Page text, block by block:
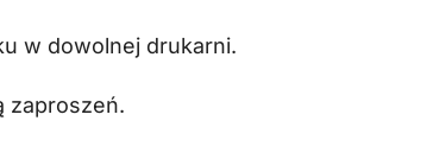
w dowolnej drukarni.
zaproszeń.